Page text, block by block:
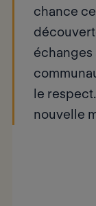
chance
échanges
le
nouvelle